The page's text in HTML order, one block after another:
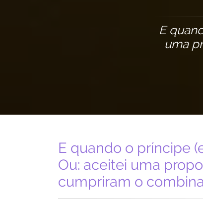
E
uma
E quando o príncipe
Ou: aceitei uma
cumpriram o